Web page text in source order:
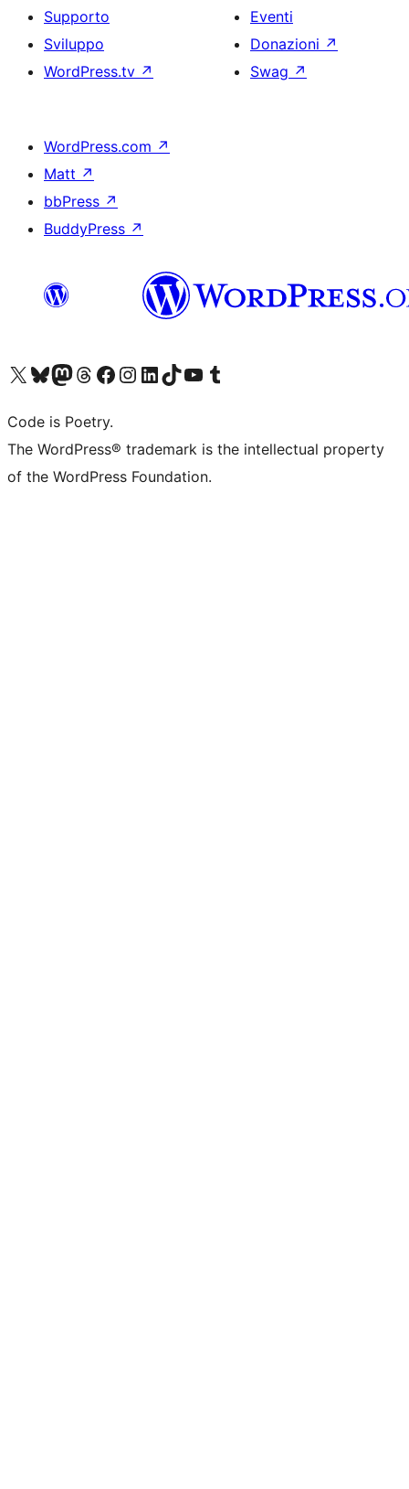
Supporto
Sviluppo
WordPress.tv ↗
Eventi
Donazioni ↗
Swag ↗
WordPress.com ↗
Matt ↗
bbPress ↗
BuddyPress ↗
Visita il nostro account X (ex Twitter)
Visita il nostro account Bluesky
Visita il nostro account Mastodon
Visita il nostro account Threads
Visita la nostra pagina Facebook
Visita il nostro account Instagram
Visita il nostro account LinkedIn
Visita il nostro account TikTok
Visita il nostro canale YouTube
Visita il nostro account Tumblr
Code is Poetry.
The WordPress® trademark is the intellectual property
of the WordPress Foundation.